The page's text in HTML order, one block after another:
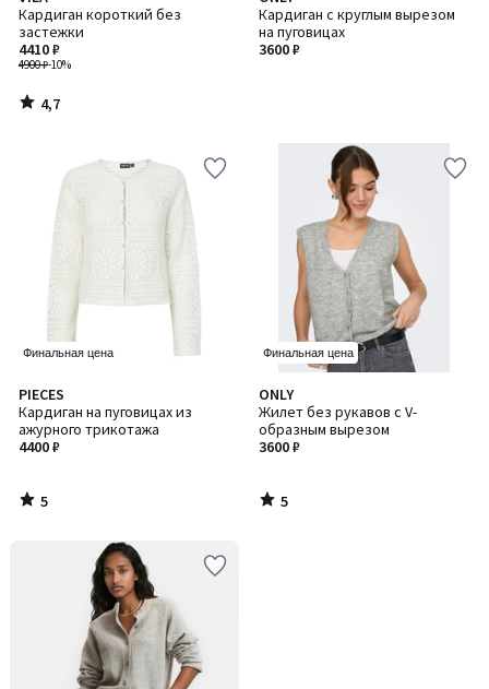
Кардиган короткий без
застежки
4900 ₽-10%
4410 ₽
/ 5
4,7
/
Кардиган с круглым вырезом
на пуговицах
3600 ₽
Финальная цена
PIECES
Кардиган на пуговицах из
ажурного трикотажа
4400 ₽
5
/
5
5
/
Финальная цена
ONLY
Жилет без рукавов с V-
образным вырезом
3600 ₽
5
/
5
5
/